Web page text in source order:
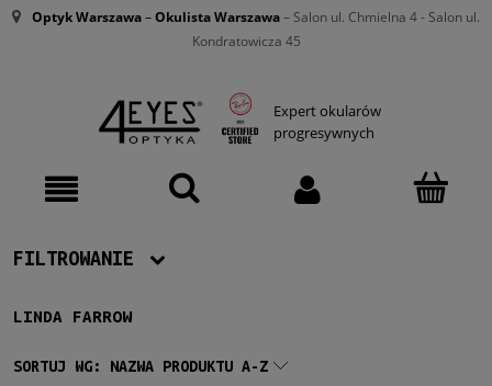
Optyk Warszawa–Okulista Warszawa– Salon ul. Chmielna 4 - Salon ul.
Kondratowicza 45
Expert okularów
progresywnych
FILTROWANIE
Producent
Linda Farrow (36)
LINDA FARROW
SORTUJ WG: NAZWA PRODUKTU A-Z